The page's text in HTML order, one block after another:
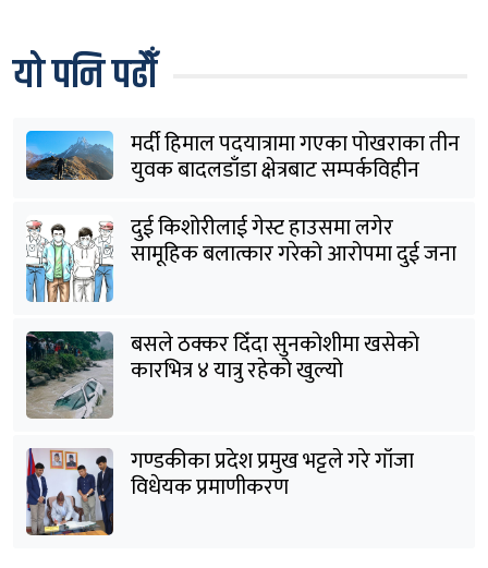
यो पनि पढौँ
मर्दी हिमाल पदयात्रामा गएका पोखराका तीन
युवक बादलडाँडा क्षेत्रबाट सम्पर्कविहीन
दुई किशोरीलाई गेस्ट हाउसमा लगेर
सामूहिक बलात्कार गरेको आरोपमा दुई जना
बसले ठक्कर दिँदा सुनकोशीमा खसेकाे
कारभित्र ४ यात्रु रहेको खुल्यो
गण्डकीका प्रदेश प्रमुख भट्टले गरे गाँजा
विधेयक प्रमाणीकरण